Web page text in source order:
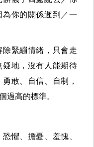
你的關係遲到／一
除緊繃情緒，只會走
地，沒有人能期待
敢、自信、自制，
過高的標準。
懼、擔憂、羞愧、